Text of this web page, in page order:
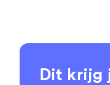
Dit krijg